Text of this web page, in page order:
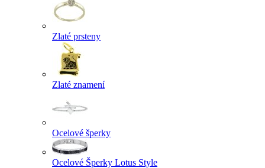
Zlaté prsteny
Zlaté znamení
Ocelové šperky
Ocelové Šperky Lotus Style